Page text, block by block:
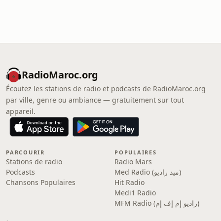
RadioMaroc.org
Écoutez les stations de radio et podcasts de RadioMaroc.org
par ville, genre ou ambiance — gratuitement sur tout
appareil.
PARCOURIR
Stations de radio
Podcasts
Chansons Populaires
POPULAIRES
Radio Mars
Med Radio (ميد راديو)
Hit Radio
Medi1 Radio
MFM Radio (راديو إم إف إم)